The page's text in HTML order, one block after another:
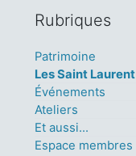
Rubriques
Patrimoine
Les Saint Laurent
Événements
Ateliers
Et aussi...
Espace membres